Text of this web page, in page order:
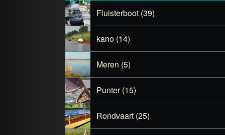
Fluisterboot (39)
kano (14)
Meren (5)
Punter (15)
Rondvaart (25)